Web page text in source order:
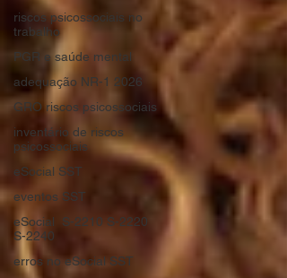
riscos psicossociais no
trabalho
PGR e saúde mental
adequação NR-1 2026
GRO riscos psicossociais
inventário de riscos
psicossociais
eSocial SST
eventos SST
eSocial S-2210 S-2220
S-2240
erros no eSocial SST